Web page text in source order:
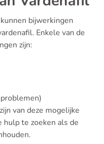
bijwerkingen
Enkele van de
zijn:
van deze mogelijke
hulp te zoeken als de